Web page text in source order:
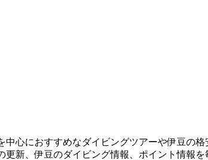
心におすすめなダイビングツアーや伊豆の
新、伊豆のダイビング情報、ポイント情報